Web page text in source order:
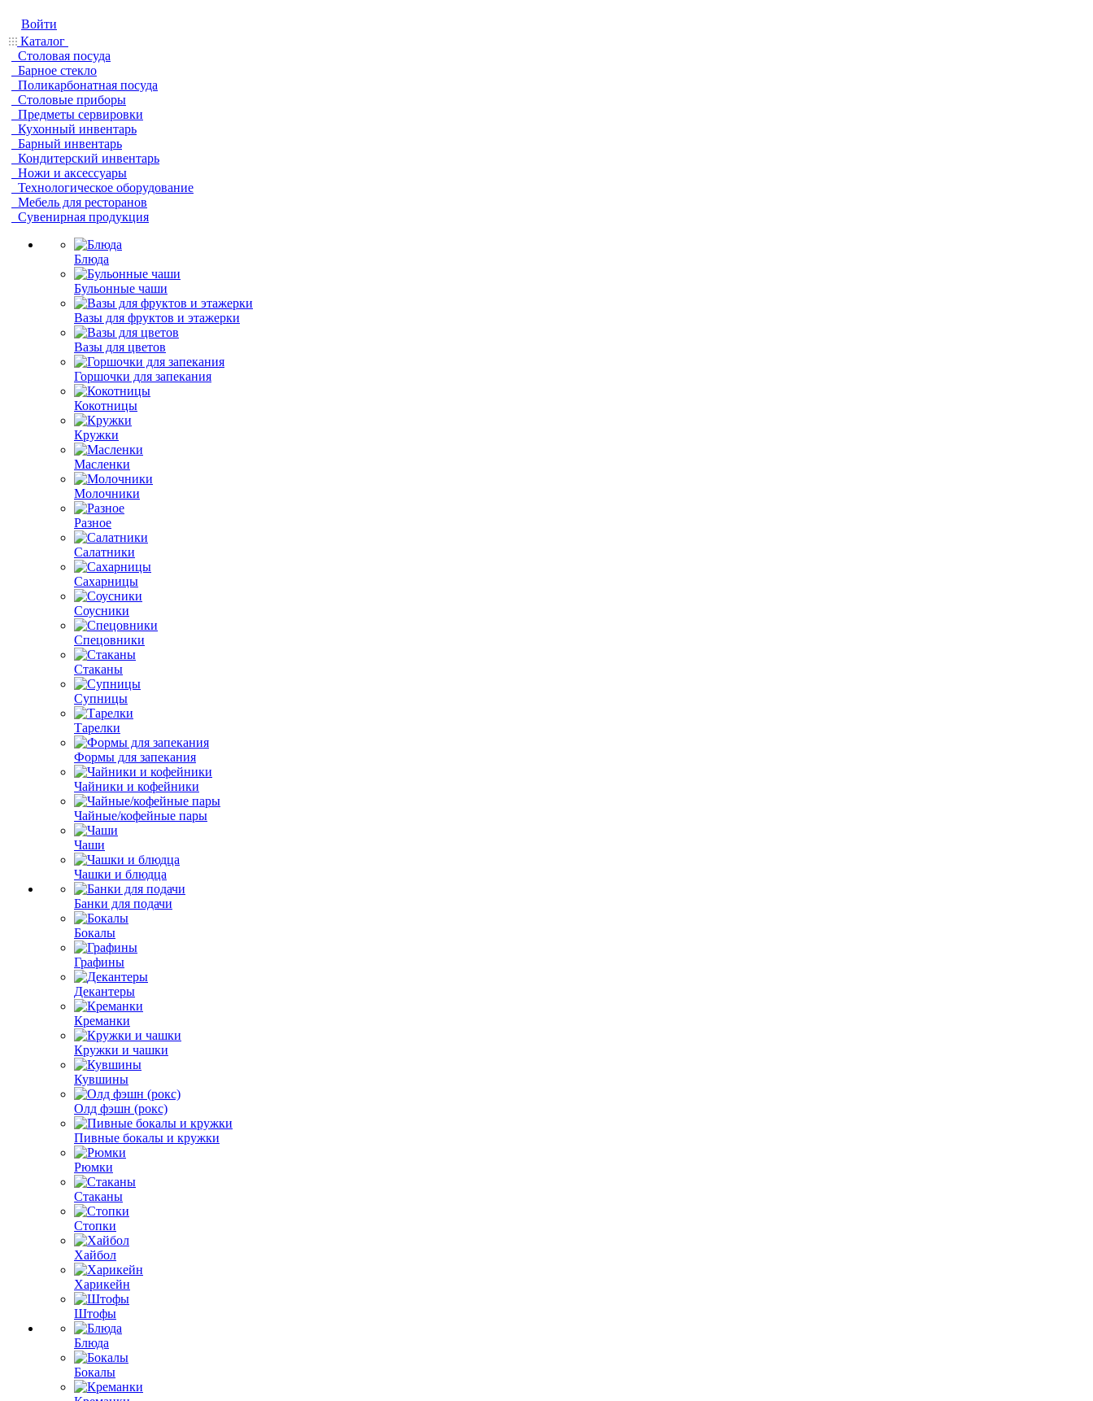
Войти
Каталог
Столовая посуда
Барное стекло
Поликарбонатная посуда
Столовые приборы
Предметы сервировки
Кухонный инвентарь
Барный инвентарь
Кондитерский инвентарь
Ножи и аксессуары
Технологическое оборудование
Мебель для ресторанов
Сувенирная продукция
Блюда
Бульонные чаши
Вазы для фруктов и этажерки
Вазы для цветов
Горшочки для запекания
Кокотницы
Кружки
Масленки
Молочники
Разное
Салатники
Сахарницы
Соусники
Спецовники
Стаканы
Супницы
Тарелки
Формы для запекания
Чайники и кофейники
Чайные/кофейные пары
Чаши
Чашки и блюдца
Банки для подачи
Бокалы
Графины
Декантеры
Креманки
Кружки и чашки
Кувшины
Олд фэшн (рокс)
Пивные бокалы и кружки
Рюмки
Стаканы
Стопки
Хайбол
Харикейн
Штофы
Блюда
Бокалы